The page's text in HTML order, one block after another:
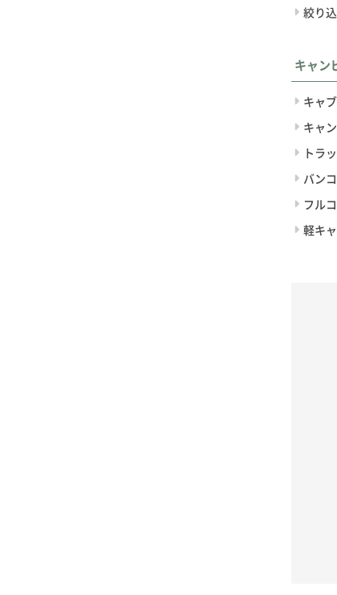
絞り
キャン
キャ
キャ
トラ
バン
フル
軽キ